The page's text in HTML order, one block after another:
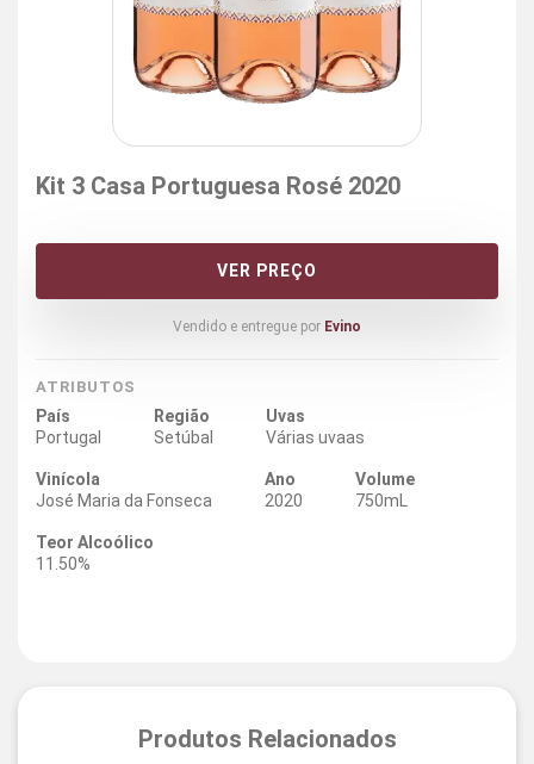
Kit 3 Casa Portuguesa Rosé 2020
VER PREÇO
Vendido e entregue por Evino
ATRIBUTOS
País
Portugal
Região
Setúbal
Uvas
Várias uvaas
Vinícola
José Maria da Fonseca
Ano
2020
Volume
750mL
Teor Alcoólico
11.50%
Produtos Relacionados